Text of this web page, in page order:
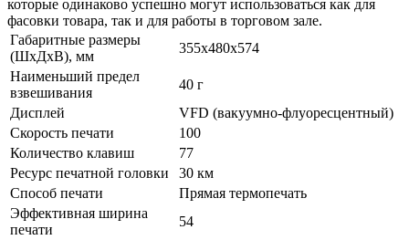
которые одинаково успешно могут использоваться как для
фасовки товара, так и для работы в торговом зале.
Габаритные размеры
(ШхДхВ), мм
355x480x574
Наименьший предел
взвешивания
40 г
Дисплей
VFD (вакуумно-флуоресцентный)
Скорость печати
100
Количество клавиш
77
Ресурс печатной головки
30 км
Способ печати
Прямая термопечать
Эффективная ширина
печати
54